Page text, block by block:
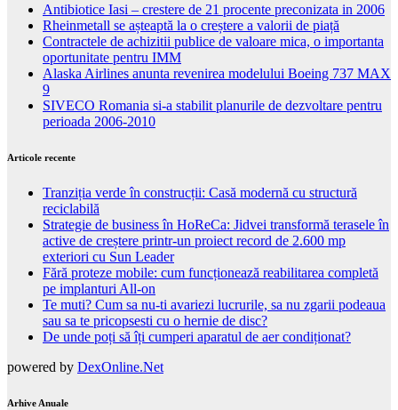
Antibiotice Iasi – crestere de 21 procente preconizata in 2006
Rheinmetall se așteaptă la o creștere a valorii de piață
Contractele de achizitii publice de valoare mica, o importanta
oportunitate pentru IMM
Alaska Airlines anunta revenirea modelului Boeing 737 MAX
9
SIVECO Romania si-a stabilit planurile de dezvoltare pentru
perioada 2006-2010
Articole recente
Tranziția verde în construcții: Casă modernă cu structură
reciclabilă
Strategie de business în HoReCa: Jidvei transformă terasele în
active de creștere printr-un proiect record de 2.600 mp
exteriori cu Sun Leader
Fără proteze mobile: cum funcționează reabilitarea completă
pe implanturi All-on
Te muti? Cum sa nu-ti avariezi lucrurile, sa nu zgarii podeaua
sau sa te pricopsesti cu o hernie de disc?
De unde poți să îți cumperi aparatul de aer condiționat?
powered by DexOnline.Net
Arhive Anuale